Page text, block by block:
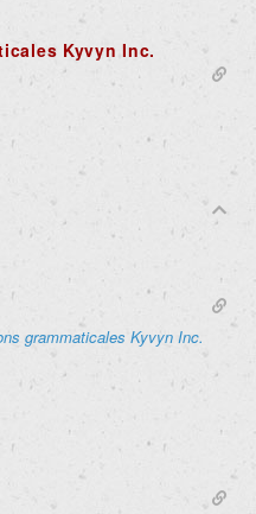
Kyvyn Inc.
grammaticales Kyvyn Inc.